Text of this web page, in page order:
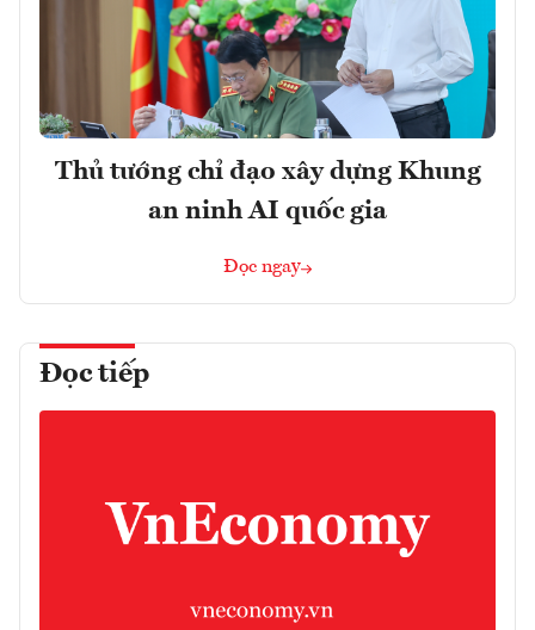
Thủ tướng chỉ đạo xây dựng Khung
an ninh AI quốc gia
Đọc ngay
Đọc tiếp